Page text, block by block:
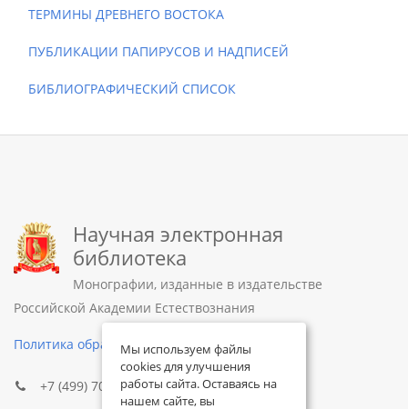
ТЕРМИНЫ ДРЕВНЕГО ВОСТОКА
ПУБЛИКАЦИИ ПАПИРУСОВ И НАДПИСЕЙ
БИБЛИОГРАФИЧЕСКИЙ СПИСОК
Научная электронная
библиотека
Монографии, изданные в издательстве
Российской Академии Естествознания
Политика обработки персональных данных
+7 (499) 705-72-30
Мы используем файлы
cookies для улучшения
работы сайта. Оставаясь на
нашем сайте, вы